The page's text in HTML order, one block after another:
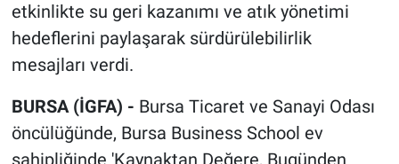
etkinlikte su geri kazanımı ve atık yönetimi
hedeflerini paylaşarak sürdürülebilirlik
mesajları verdi.
BURSA (İGFA) - Bursa Ticaret ve Sanayi Odası
öncülüğünde, Bursa Business School ev